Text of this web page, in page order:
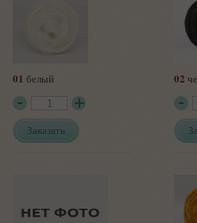
01 белый
Заказать
02